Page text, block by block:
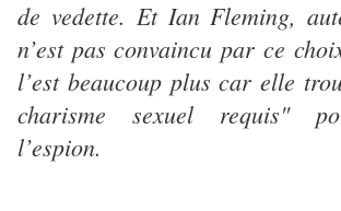
de vedette. Et Ian Fleming,
n’est pas convaincu par ce
l’est beaucoup plus car elle
charisme sexuel requis"
l’espion.